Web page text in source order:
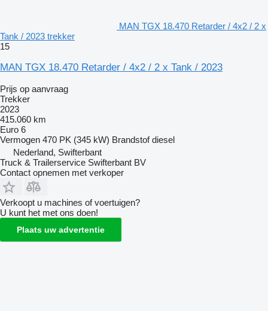
MAN TGX 18.470 Retarder / 4x2 / 2 x
Tank / 2023 trekker
15
MAN TGX 18.470 Retarder / 4x2 / 2 x Tank / 2023
Prijs op aanvraag
Trekker
2023
415.060 km
Euro 6
Vermogen 470 PK (345 kW) Brandstof diesel
Nederland, Swifterbant
Truck & Trailerservice Swifterbant BV
Contact opnemen met verkoper
Verkoopt u machines of voertuigen?
U kunt het met ons doen!
Plaats uw advertentie